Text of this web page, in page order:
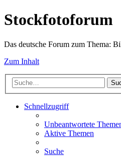
Stockfotoforum
Das deutsche Forum zum Thema:
Zum Inhalt
Schnellzugriff
Unbeantwortete
Aktive Themen
Suche